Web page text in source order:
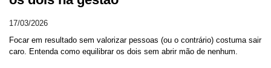
17/03/2026
Focar em resultado sem valorizar pessoas (ou o contrário) costuma sair
caro. Entenda como equilibrar os dois sem abrir mão de nenhum.